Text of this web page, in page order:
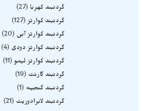
گردنبند کهربا
27
گردنبند کوارتز 127
گردنبند کوارتز آبی
20
گردنبند کوارتز دودی
4
گردنبند کوارتز لیمو 11
گردنبند گارنت
19
گردنبند گنجینه
1
گردنبند لابرادوریت
21